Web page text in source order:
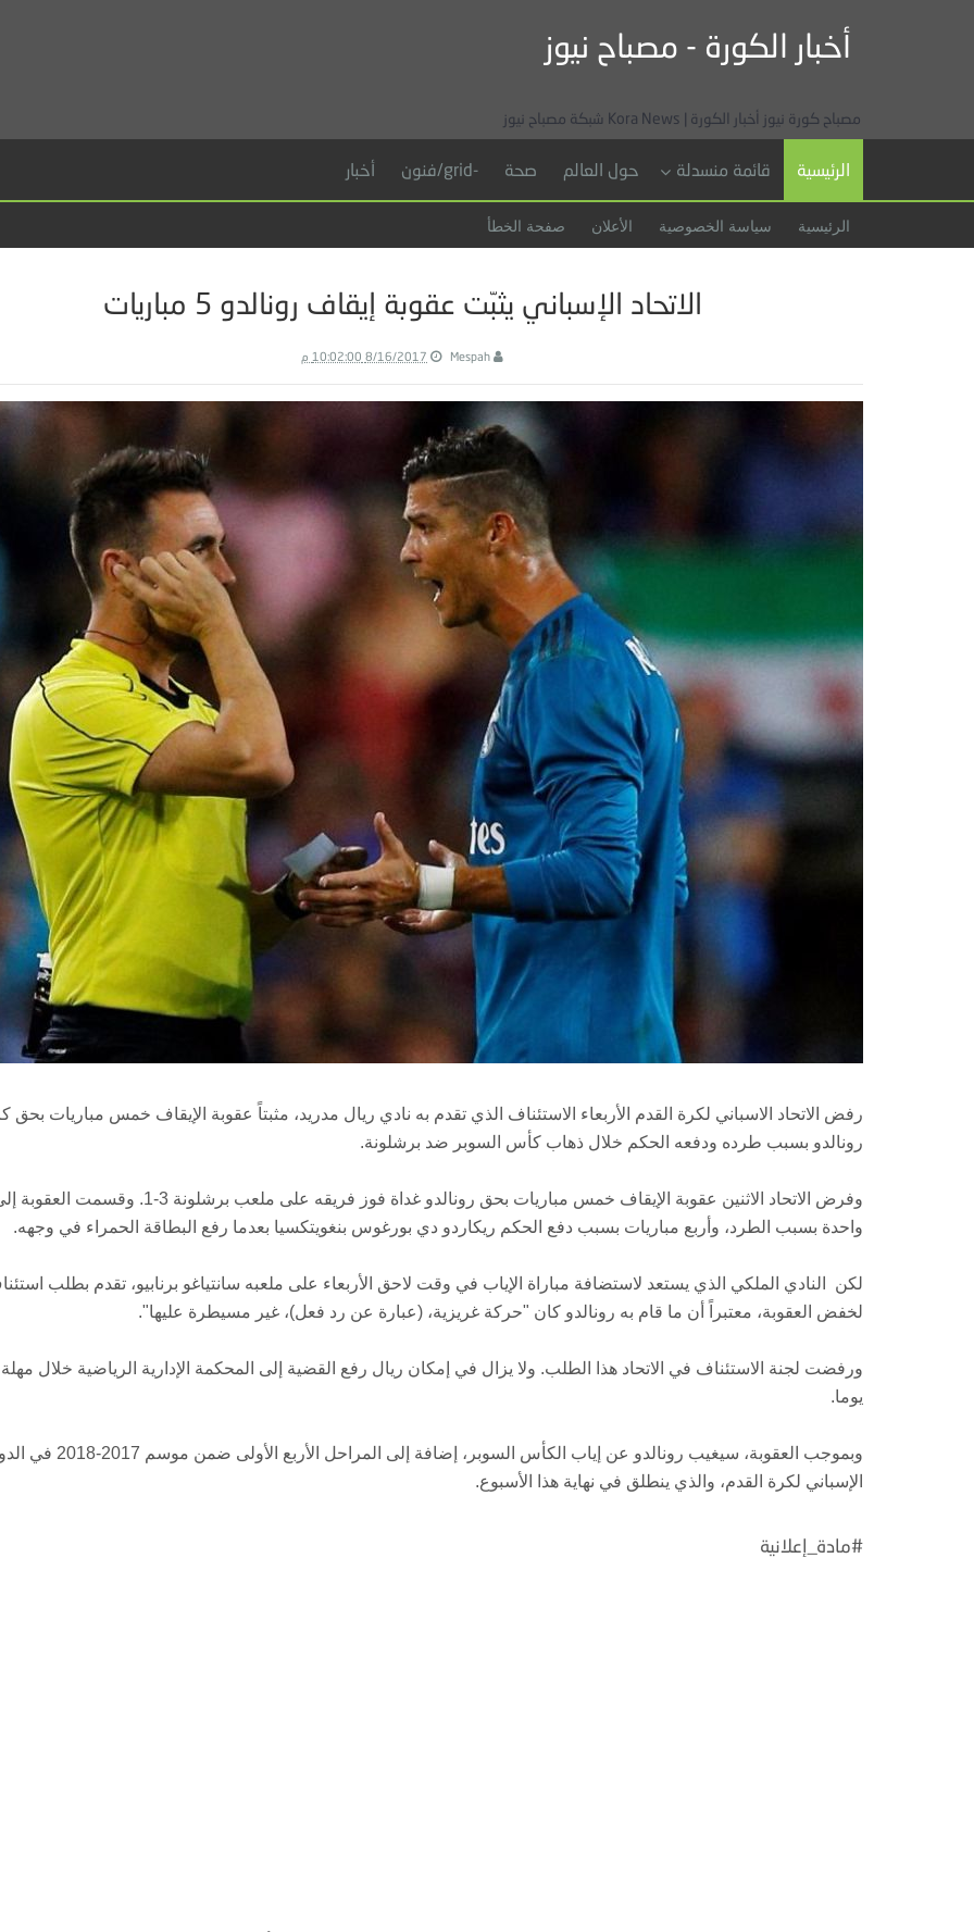
أخبار الكورة - مصباح نيوز
مصباح كورة نيوز أخبار الكورة | Kora News شبكة مصباح نيوز
الرئيسية قائمة منسدلة حول العالم صحة -grid/فنون أخبار
الرئيسية سياسة الخصوصية الأعلان صفحة الخطأ
الاتحاد الإسباني يثبّت عقوبة إيقاف رونالدو 5 مباريات
Mespah 8/16/2017 10:02:00 م
رفض الاتحاد الاسباني لكرة القدم الأربعاء الاستئناف الذي تقدم به نادي ريال مدريد، مثبتاً عقوبة الإيقاف خمس مباريات بحق
رونالدو بسبب طرده ودفعه الحكم خلال ذهاب كأس السوبر ضد برشلونة.
وفرض الاتحاد الاثنين عقوبة الإيقاف خمس مباريات بحق رونالدو غداة فوز فريقه على ملعب
واحدة بسبب الطرد، وأربع مباريات بسبب دفع الحكم ريكاردو دي بورغوس بنغويتكسيا بعدما رفع البطاقة الحمراء في وجهه.
لكن النادي الملكي الذي يستعد لاستضافة مباراة الإياب في وقت لاحق الأربعاء على ملعبه سانتياغو برنابيو، تقدم بطلب
لخفض العقوبة، معتبراً أن ما قام به رونالدو كان "حركة غريزية، (عبارة عن رد فعل)، غير مسيطرة عليها".
يوما.
وبموجب العقوبة، سيغيب رونالدو عن إياب الكأس السوبر، إضافة إلى المراحل
الإسباني لكرة القدم، والذي ينطلق في نهاية هذا الأسبوع.
#مادة_إعلانية